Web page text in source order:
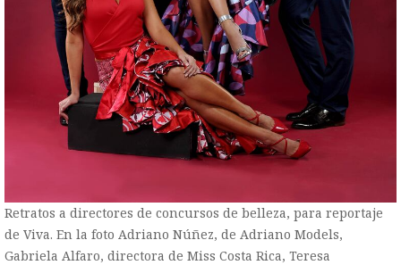
Retratos a directores de concursos de belleza, para reportaje
de Viva. En la foto Adriano Núñez, de Adriano Models,
Gabriela Alfaro, directora de Miss Costa Rica, Teresa